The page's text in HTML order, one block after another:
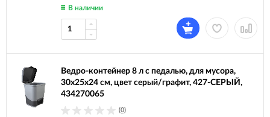
В наличии
Ведро-контейнер 8 л с педалью, для мусора,
30х25х24 см, цвет серый/графит, 427-СЕРЫЙ,
434270065
(0)